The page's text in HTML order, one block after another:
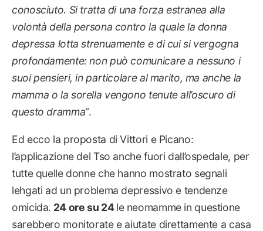
conosciuto. Si tratta di una forza estranea alla
volontà della persona contro la quale la donna
depressa lotta strenuamente e di cui si vergogna
profondamente: non può comunicare a nessuno i
suoi pensieri, in particolare al marito, ma anche la
mamma o la sorella vengono tenute all’oscuro di
questo dramma“.
Ed ecco la proposta di Vittori e Picano:
l’applicazione del Tso anche fuori dall’ospedale, per
tutte quelle donne che hanno mostrato segnali
lehgati ad un problema depressivo e tendenze
omicida. 24 ore su 24le neomamme in questione
sarebbero monitorate e aiutate direttamente a casa